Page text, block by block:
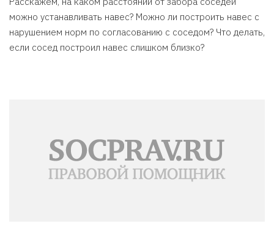
можно устанавливать навес? Можно ли построить навес с
нарушением норм по согласованию с соседом? Что делать,
если сосед построил навес слишком близко?